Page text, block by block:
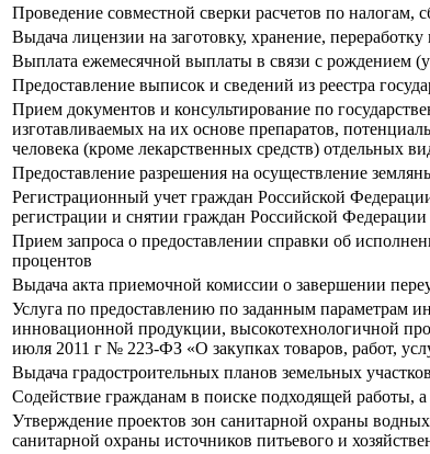
Проведение совместной сверки расчетов по
Выдача лицензии на заготовку, хранение,
Выплата ежемесячной выплаты в связи с рождением
Предоставление выписок и сведений из реестра
Прием документов и консультирование по
изготавливаемых на их основе препаратов,
человека (кроме лекарственных средств)
Предоставление разрешения на осуществление
Регистрационный учет граждан Российской
регистрации и снятии граждан Российской
Прием запроса о предоставлении справки об
процентов
Выдача акта приемочной комиссии о завершении
Услуга по предоставлению по заданным параметрам
инновационной продукции, высокотехнологичной
июля 2011 г № 223-ФЗ «О закупках товаров, работ,
Выдача градостроительных планов земельных участков
Содействие гражданам в поиске подходящей работы,
Утверждение проектов зон санитарной охраны
санитарной охраны источников питьевого и